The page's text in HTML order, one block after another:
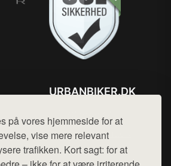
på vores hjemmeside for at
vise mere relevant
trafikken. Kort sagt: for at
URBANBIKER.DK
Mail: hej@want.dk
Cookie- og privatlivspolitik